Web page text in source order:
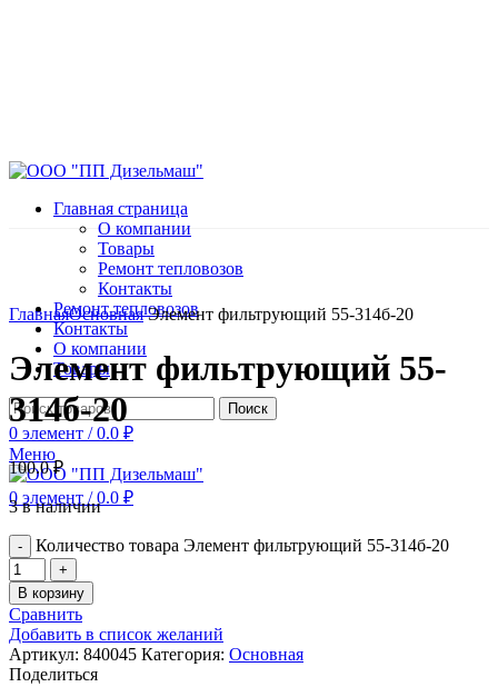
Главная страница
О компании
Товары
Ремонт тепловозов
Контакты
Ремонт тепловозов
Контакты
О компании
Товары
Поиск
0 элемент / 0.0 ₽
Меню
0 элемент / 0.0 ₽
Нажмите, чтобы увеличить
ГлавнаяОсновнаяЭлемент фильтрующий 55-314б-20
Элемент фильтрующий 55-
314б-20
100.0₽
3 в наличии
Количество товара Элемент фильтрующий 55-314б-20
В корзину
Сравнить
Добавить в список желаний
Артикул: 840045 Категория: Основная
Поделиться